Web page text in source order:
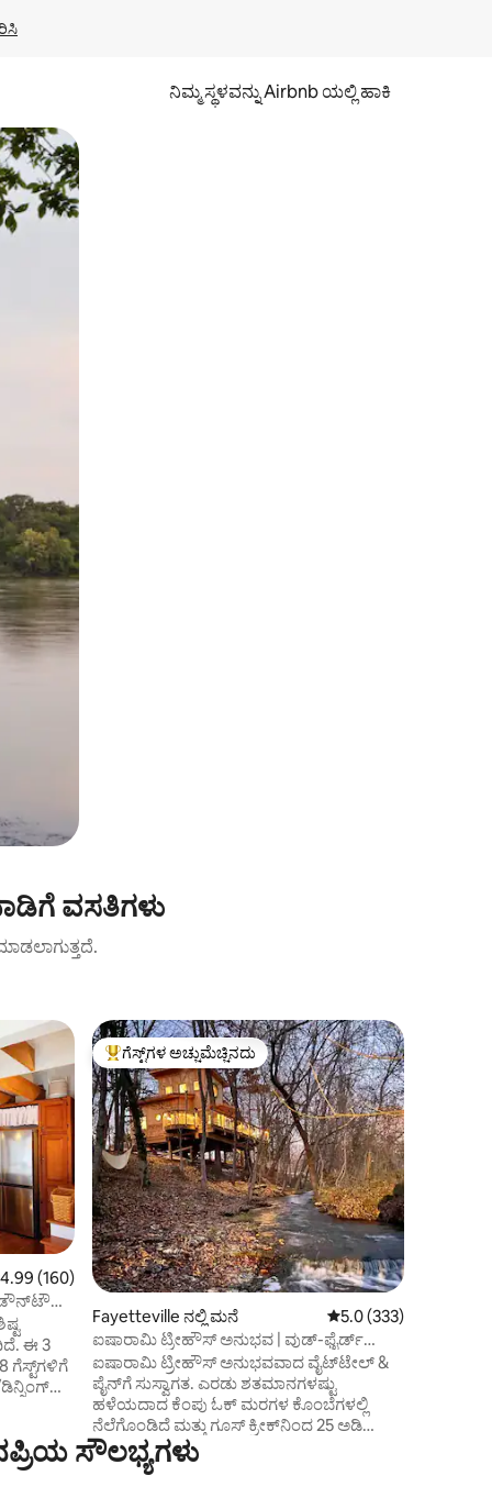
ನಿಮ್ಮ ಸ್ಥಳವನ್ನು Airbnb ಯಲ್ಲಿ ಹಾಕಿ
ವಸತಿಗಳು
4.99 ಸರಾಸರಿ ರೇಟಿಂಗ್, 160 ವಿಮರ್ಶೆಗಳು
4.99 (160)
ಡೌನ್‌ಟೌನ್
ಈ 3
ಗೆಸ್ಟ್‌ಗಳಿಗೆ
ಮತ್ತು
ಗೆಸ್ಟ್‌ಗಳಿಗೆ ಅತಿ ಹೆಚ್ಚು ಅಚ್ಚುಮೆಚ್ಚಿನದು
ಗೆಸ್ಟ್‌ಗಳ ಅಚ್ಚುಮೆಚ್ಚಿನದು
Fayetteville ನಲ್ಲಿ ಮನೆ 5 ರಲ್ಲಿ 5.0 ಸರಾಸರಿ
5.0 (333)
ಐಷಾರಾಮಿ ಟ್ರೀಹೌಸ್ ಅನುಭವ | ವುಡ್-ಫೈರ್ಡ್
ಸೀಡರ್ ಹಾಟ್ ಟಬ್
ಐಷಾರಾಮಿ ಟ್ರೀಹೌಸ್ ಅನುಭವವಾದ ವೈಟ್‌ಟೇಲ್ &
ಪೈನ್‌ಗೆ ಸುಸ್ವಾಗತ. ಎರಡು ಶತಮಾನಗಳಷ್ಟು
ಹಳೆಯದಾದ ಕೆಂಪು ಓಕ್ ಮರಗಳ ಕೊಂಬೆಗಳಲ್ಲಿ
ನೆಲೆಗೊಂಡಿದೆ ಮತ್ತು ಗೂಸ್ ಕ್ರೀಕ್‌ನಿಂದ 25 ಅಡಿ
ಎತ್ತರದಲ್ಲಿ ಅಮಾನತುಗೊಳಿಸಲಾಗಿದೆ, ಈ
ಆರ್ಬೊರಿಯಲ್ ವಾಸಸ್ಥಾನವು ಸಾಂಪ್ರದಾಯಿಕ
ಸೌಲಭ್ಯಗಳು